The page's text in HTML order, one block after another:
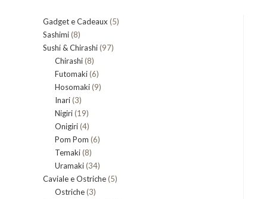
Gadget e Cadeaux 55
Sashimi 88
prodotti
Sushi & Chirashi 9797
Chirashi 88
prodotti
Futomaki 66
prodotti
Hosomaki 99
Inari 33
prodotti
Nigiri 1919
prodotti
Onigiri 44
prodotti
Pom Pom 66
Temaki 88
prodotti
Uramaki 3434
prodotti
Caviale e Ostriche 55
Ostriche 33